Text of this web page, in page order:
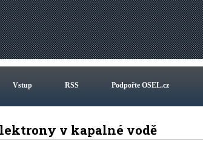
Vstup RSS Podpořte OSEL.cz
v kapalné vodě